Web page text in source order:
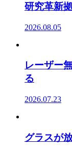
研究革新
2026.08.05
レーザー
る
2026.07.23
グラスが